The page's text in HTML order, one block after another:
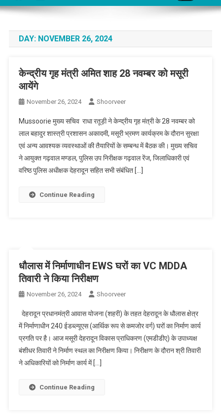
DAY: NOVEMBER 26, 2024
केन्द्रीय गृह मंत्री अमित शाह 28 नवम्बर को मसूरी
आयेंगे
November 26, 2024 Shoorveer
Mussoorie मुख्य सचिव राधा रतूड़ी ने केन्द्रीय गृह मंत्री के 28 नवम्बर को
लाल बहादुर शास्त्री प्रशासन अकादमी, मसूरी भ्रमण कार्यक्रम के दौरान सुरक्षा
एवं अन्य आवश्यक व्यवस्थाओं की तैयारियों के सम्बन्ध में बैठक की। मुख्य सचिव
ने आयुक्त गढ़वाल मण्डल, पुलिस उप निरीक्षक गढ़वाल रेंज, जिलाधिकारी एवं
वरिष्ठ पुलिस अधीक्षक देहरादून सहित सभी संबंधित […]
Continue Reading
धौलास में निर्माणाधीन EWS घरों का VC MDDA
तिवारी ने किया निरीक्षण
November 26, 2024 Shoorveer
देहरादून प्रधानमंत्री आवास योजना (शहरी) के तहत देहरादून के धौलास क्षेत्र
में निर्माणाधीन 240 ईडब्ल्यूएस (आर्थिक रूप से कमजोर वर्ग) घरों का निर्माण कार्य
प्रगति पर है। आज मसूरी देहरादून विकास प्राधिकरण (एमडीडीए) के उपाध्यक्ष
बंशीधर तिवारी ने निर्माण स्थल का निरीक्षण किया। निरीक्षण के दौरान श्री तिवारी
ने अधिकारियों को निर्माण कार्य में […]
Continue Reading